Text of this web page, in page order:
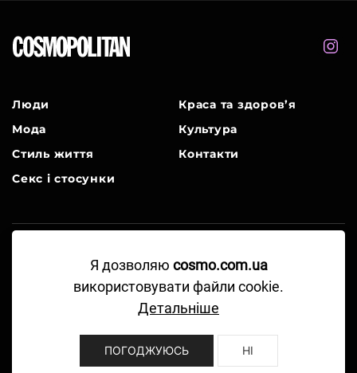
Я дозволяю cosmo.com.ua
використовувати файли cookie.
Детальніше
ПОГОДЖУЮСЬ НІ
Люди
Мода
Краса та здоров’я
Культура
Стиль життя
Секс і стосунки
Контакти
A Part of Hearst Digital Media
©2024-2026 Hearst Magazine Media, Inc. All
Правила користування